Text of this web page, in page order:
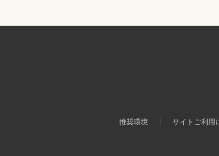
推奨環境 サイトご利用